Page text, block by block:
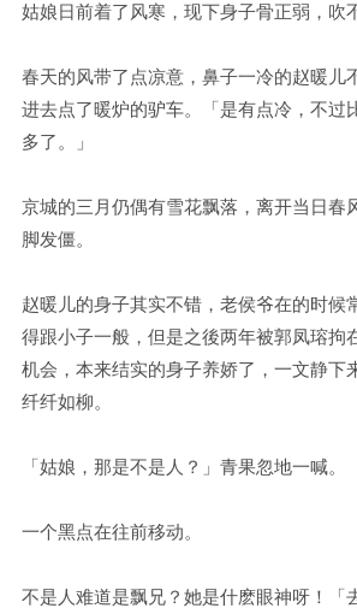
姑娘日前着了风寒，现下身子骨正弱，吹
春天的风带了点凉意，鼻子一冷的赵暖儿
进去点了暖炉的驴车。「是有点冷，不过
多了。」
京城的三月仍偶有雪花飘落，离开当日春
脚发僵。
赵暖儿的身子其实不错，老侯爷在的时候
得跟小子一般，但是之後两年被郭凤瑢拘
机会，本来结实的身子养娇了，一文静下
纤纤如柳。
「姑娘，那是不是人？」青果忽地一喊。
一个黑点在往前移动。
不是人难道是飘兄？她是什麽眼神呀！「